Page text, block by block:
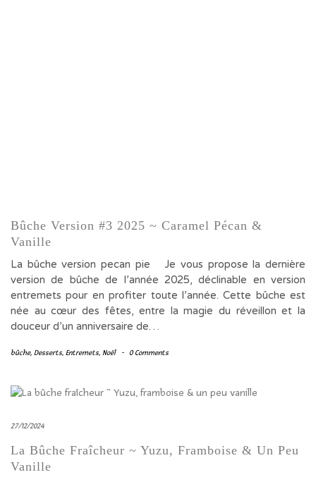
Bûche Version #3 2025 ~ Caramel Pécan &
Vanille
La bûche version pecan pie Je vous propose la dernière
version de bûche de l’année 2025, déclinable en version
entremets pour en profiter toute l’année. Cette bûche est
née au cœur des fêtes, entre la magie du réveillon et la
douceur d’un anniversaire de…
bûche, Desserts, Entremets, Noël - 0 Comments
27/12/2024
La Bûche Fraîcheur ~ Yuzu, Framboise & Un Peu
Vanille